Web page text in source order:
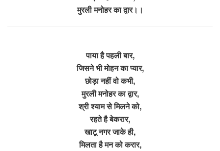
मुरली मनोहर का द्वार।।
पाया है पहली बार,
जिसने भी मोहन का प्यार,
छोड़ा नहीं वो कभी,
मुरली मनोहर का द्वार,
श्री श्याम से मिलने को,
रहते है बेकरार,
खाटू नगर जाके ही,
मिलता है मन को करार,